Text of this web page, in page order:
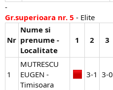
-
Gr.superioara nr. 5 - Elite
Nr
Nume si
prenume -
Localitate
1 2 3
1
MUTRESCU
EUGEN -
Timisoara
3-1​ 3-0​